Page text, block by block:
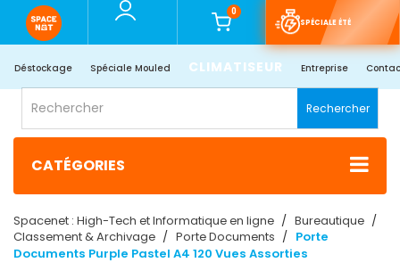
0
SPÉCIALE ÉTÉ
Déstockage Spéciale Mouled CLIMATISEUR Entreprise
Rechercher
CATÉGORIES
Spacenet : High-Tech et Informatique en ligne
Bureautique
Classement & Archivage
Porte Documents
Porte
Documents Purple Pastel A4 120 Vues Assorties